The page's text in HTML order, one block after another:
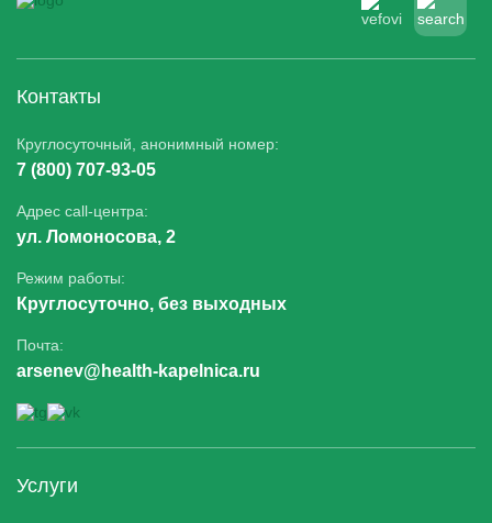
Услуги
Контакты
Круглосуточный, анонимный номер:
7 (800) 707-93-05
Адрес call-центра:
ул. Ломоносова, 2
Режим работы:
Круглосуточно, без выходных
Почта:
arsenev@health-kapelnica.ru